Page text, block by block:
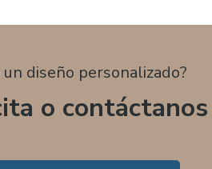
diseño personalizado?
o contáctanos